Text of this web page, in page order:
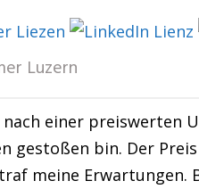
Luzern
nach einer preiswerten
gestoßen bin. Der
meine Erwartungen.